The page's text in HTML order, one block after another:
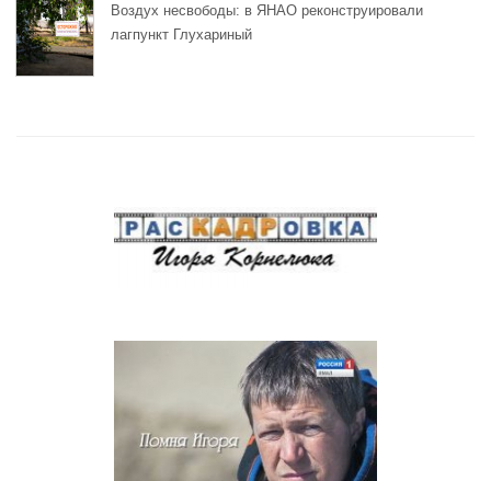
Воздух несвободы: в ЯНАО реконструировали
лагпункт Глухариный